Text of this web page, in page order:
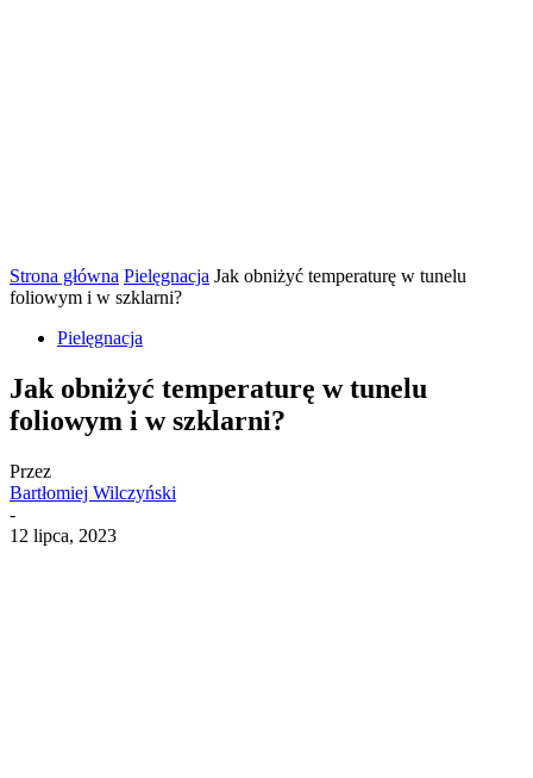
Strona główna Pielęgnacja Jak obniżyć temperaturę w tunelu
foliowym i w szklarni?
Pielęgnacja
Jak obniżyć temperaturę w tunelu
foliowym i w szklarni?
Przez
Bartłomiej Wilczyński
-
12 lipca, 2023